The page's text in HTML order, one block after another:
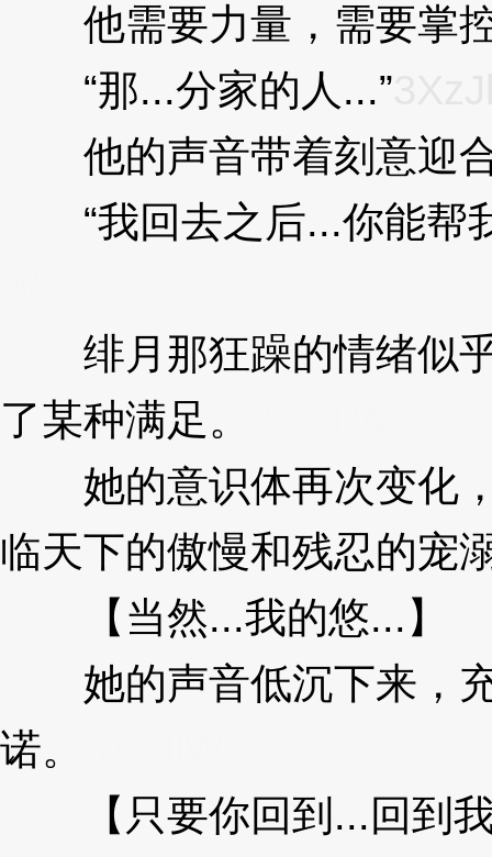
他需要力量，需要掌
“那...分家的人...”
他的声音带着刻意迎
“我回去之后...你能帮
绯月那狂躁的情绪似乎
了某种满足。
她的意识体再次变化，
临天下的傲慢和残忍的宠
【当然...我的悠...】
她的声音低沉下来，充
诺。
【只要你回到...回到我